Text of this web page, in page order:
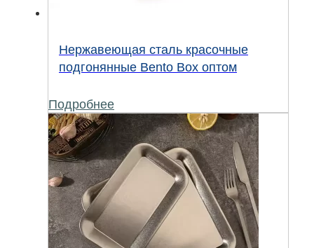
Нержавеющая сталь красочные
подгонянные Bento Box оптом
Подробнее